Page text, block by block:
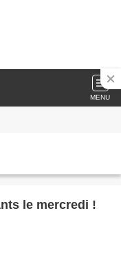
MENU
le mercredi !